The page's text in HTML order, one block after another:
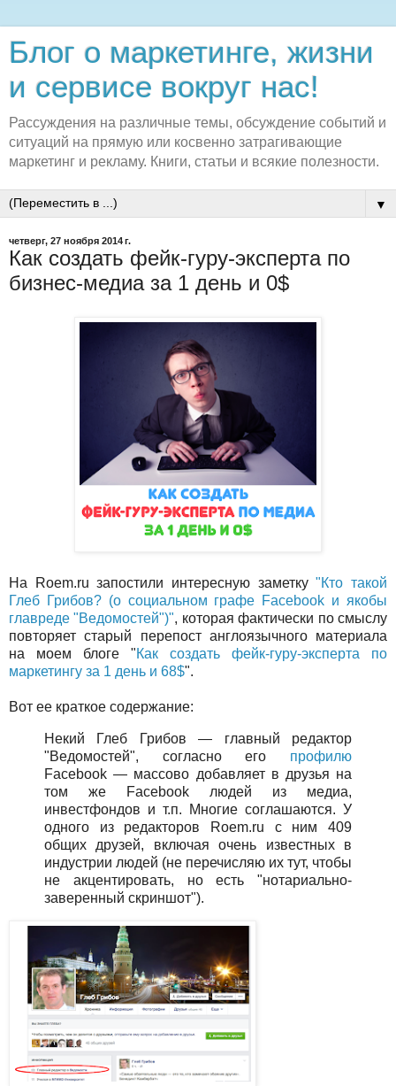
Блог о маркетинге, жизни
и сервисе вокруг нас!
Рассуждения на различные темы, обсуждение событий и
ситуаций на прямую или косвенно затрагивающие
маркетинг и рекламу. Книги, статьи и всякие полезности.
▼
четверг, 27 ноября 2014 г.
Как создать фейк-гуру-эксперта по
бизнес-медиа за 1 день и 0$
На Roem.ru запостили интересную заметку"Кто такой
Глеб Грибов? (о социальном графе Facebook и якобы
главреде "Ведомостей")", которая фактически по смыслу
повторяет старый перепост англоязычного материала
на моем блоге "Как создать фейк-гуру-эксперта по
маркетингу за 1 день и 68$".
Вот ее краткое содержание:
Некий Глеб Грибов — главный редактор
"Ведомостей", согласно его профилю
Facebook — массово добавляет в друзья на
том же Facebook людей из медиа,
инвестфондов и т.п. Многие соглашаются. У
одного из редакторов Roem.ru с ним 409
общих друзей, включая очень известных в
индустрии людей (не перечисляю их тут, чтобы
не акцентировать, но есть "нотариально-
заверенный скриншот").